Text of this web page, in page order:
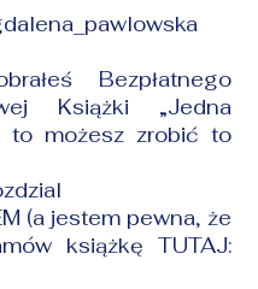
Bezpłatnego
Książki „Jedna
to możesz zrobić to
(a jestem pewna, że
książkę TUTAJ: